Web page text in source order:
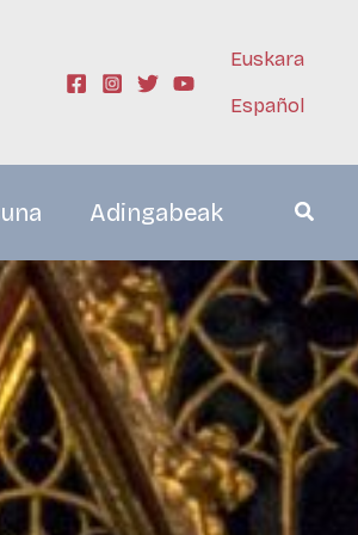
Euskara
Español
Adingabeak